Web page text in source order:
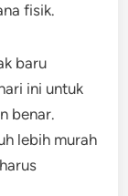
fisik.
baru
ini untuk
benar.
lebih murah